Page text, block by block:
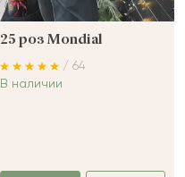
25 роз Mondial
/ 64
В наличии